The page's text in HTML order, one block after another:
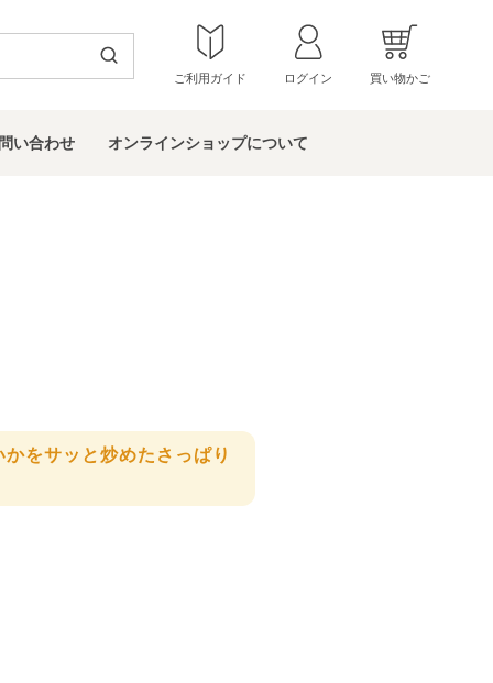
ご利用ガイド ログイン 買い物かご
い合わせ オンラインショップについて
をサッと炒めたさっぱり